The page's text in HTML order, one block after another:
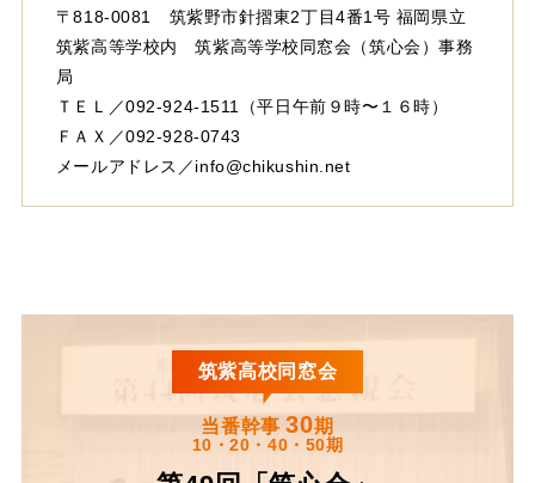
〒818-0081 筑紫野市針摺東2丁目4番1号 福岡県立
筑紫高等学校内 筑紫高等学校同窓会（筑心会）事務
局
ＴＥＬ／092-924-1511（平日午前９時〜１６時）
ＦＡＸ／092-928-0743
メールアドレス／info@chikushin.net
筑紫高校同窓会
当番幹事30期
10・20・40・50期